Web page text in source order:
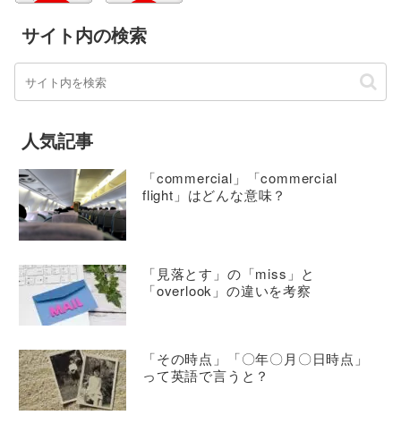
サイト内の検索
人気記事
「commercial」「commercial
flight」はどんな意味？
「見落とす」の「miss」と
「overlook」の違いを考察
「その時点」「〇年〇月〇日時点」
って英語で言うと？